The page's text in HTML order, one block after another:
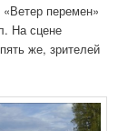
перемен»
На сцене
же, зрителей